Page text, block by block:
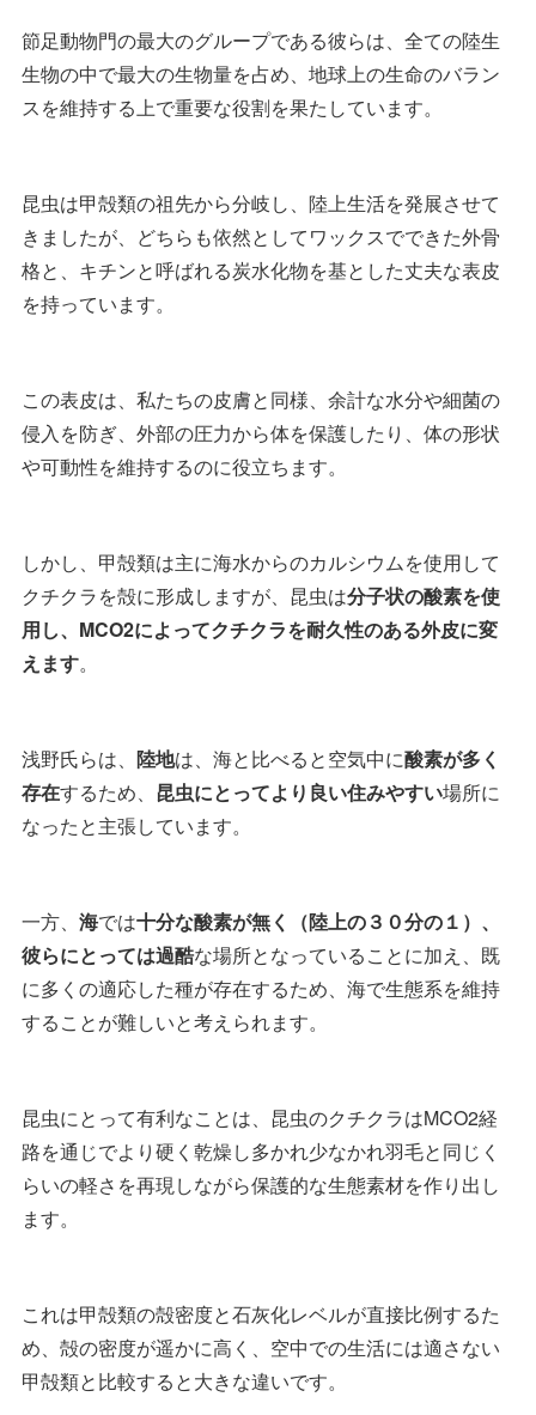
節足動物門の最大のグループである彼らは、全ての陸生
生物の中で最大の生物量を占め、地球上の生命のバラン
スを維持する上で重要な役割を果たしています。
昆虫は甲殻類の祖先から分岐し、陸上生活を発展させて
きましたが、どちらも依然としてワックスでできた外骨
格と、キチンと呼ばれる炭水化物を基とした丈夫な表皮
を持っています。
この表皮は、私たちの皮膚と同様、余計な水分や細菌の
侵入を防ぎ、外部の圧力から体を保護したり、体の形状
や可動性を維持するのに役立ちます。
しかし、甲殻類は主に海水からのカルシウムを使用して
クチクラを殻に形成しますが、昆虫は分子状の酸素を使
用し、MCO2によってクチクラを耐久性のある外皮に変
えます。
浅野氏らは、 陸地は、海と比べると空気中に酸素が多く
存在するため、 昆虫にとってより良い住みやすい場所に
なったと主張しています。
一方、 海では十分な酸素が無く（陸上の３０分の１）、
彼らにとっては過酷な場所となっていることに加え、既
に多くの適応した種が存在するため、海で生態系を維持
することが難しいと考えられます。
昆虫にとって有利なことは、昆虫のクチクラはMCO2経
路を通じでより硬く乾燥し多かれ少なかれ羽毛と同じく
らいの軽さを再現しながら保護的な生態素材を作り出し
ます。
これは甲殻類の殻密度と石灰化レベルが直接比例するた
め、殻の密度が遥かに高く、空中での生活には適さない
甲殻類と比較すると大きな違いです。